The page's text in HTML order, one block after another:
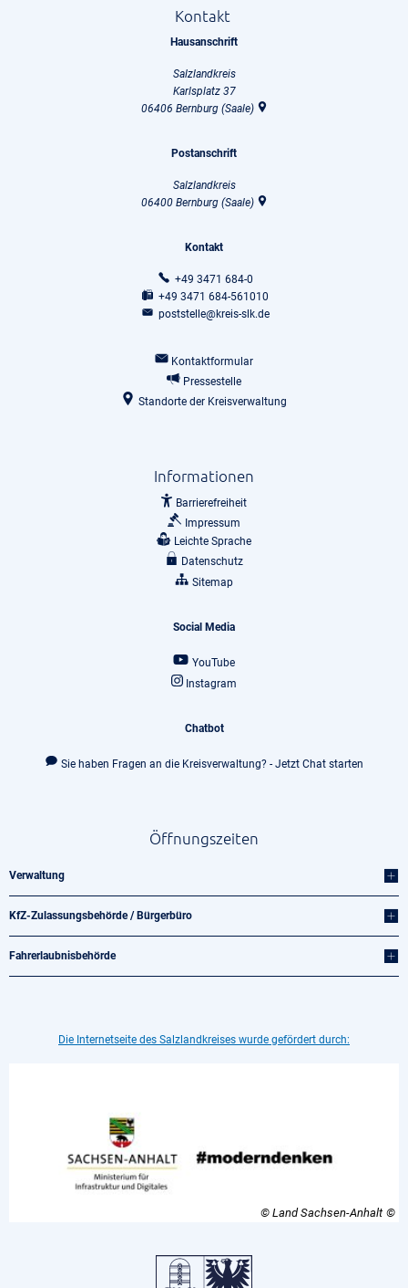
Kontakt
Hausanschrift
Salzlandkreis
Karlsplatz 37
06406 Bernburg (Saale)
Postanschrift
Salzlandkreis
06400 Bernburg (Saale)
Kontakt
+49 3471 684-0
+49 3471 684-561010
poststelle@kreis-slk.de
Kontaktformular
Pressestelle
Standorte der Kreisverwaltung
Informationen
Barrierefreiheit
Impressum
Leichte Sprache
Datenschutz
Sitemap
Social Media
YouTube
Instagram
Chatbot
Sie haben Fragen an die Kreisverwaltung? - Jetzt Chat starten
Öffnungszeiten
Verwaltung
KfZ-Zulassungsbehörde / Bürgerbüro
Fahrerlaubnisbehörde
Die Internetseite des Salzlandkreises wurde gefördert durch:
© Land Sachsen-Anhalt